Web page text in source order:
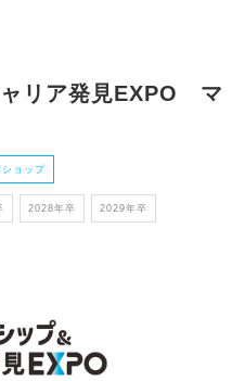
リア発見EXPO マ
ショップ
2028年卒 2029年卒